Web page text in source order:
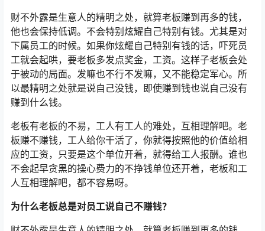
财不外露是生意人的精明之处，就算老板赚到再多的钱，
他也会保持低调。不会特别炫耀自己特别有钱。尤其是对
下属员工的时候。如果你炫耀自己特别有钱的话，吓死员
工就会起哄，要老板多发点奖金，工资。这样子老板会处
于被动的局面。发嘛也不行不发嘛，又不能稳定军心。所
以最精明之处就是说自己没钱，即使赚到钱也说自己没有
赚到什么钱。
老板有老板的不易，工人有工人的难处，互相理解吧。老
板赚不赚钱，工人给你干活了，你就得按照他的价值给相
应的工资，只要是这个单位开着，就得给工人报酬。谁也
不会起早贪黑的操心费力的不挣钱单位还开着，老板和工
人互相理解吧，都不容易呀。
为什么老板总是对员工说自己不赚钱？